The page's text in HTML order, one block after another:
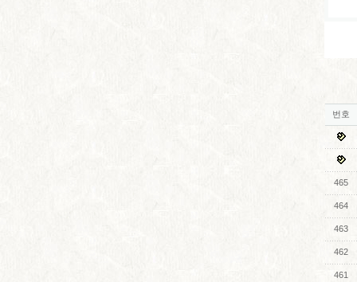
번호
465
464
463
462
461